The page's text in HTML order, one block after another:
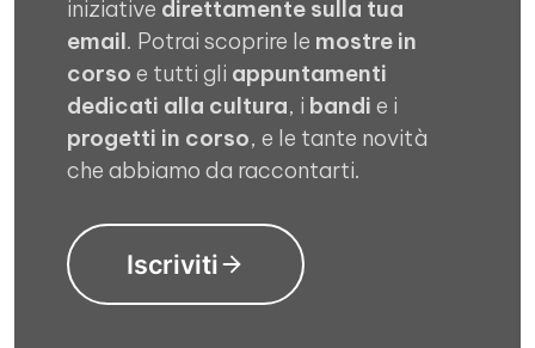
iniziative direttamente sulla tua
email. Potrai scoprire le mostre in
corso e tutti gli appuntamenti
dedicati alla cultura, i bandi e i
progetti in corso, e le tante novità
che abbiamo da raccontarti.
Iscriviti